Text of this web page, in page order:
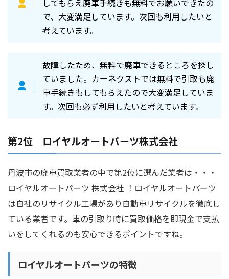
してもらえ廃車手続きも無料でお願いできたの
で、大変満足しています。次回も利用したいと
考えています。
故障したため、無料で廃車できるところを探し
ていました。カーネクストでは無料で引取も廃
車手続きもしてもらえたので大変満足していま
す。次回も必ず利用したいと考えています。
第2位 ロイヤルオートパーツ株式会社
丹波市の廃車買取業者の中で第2位に選んだ業者は・・・
ロイヤルオートパーツ 株式会社 ！ロイヤルオートパーツ
は自社のリサイクル工場があり自動車リサイクルを徹底し
ている業者です。車の引取り時に買取価格を即現金で支払
いをしてくれるのも安心できるポイントですね。
ロイヤルオートパーツの特徴